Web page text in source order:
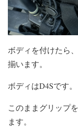
ボディを付けたら
揃います。
ボディはD4Sです。
このままグリップ
ます。